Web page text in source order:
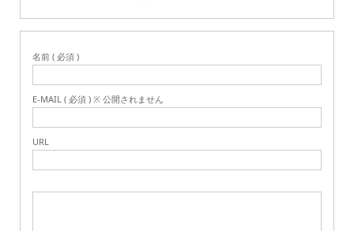
名前 ( 必須 )
E-MAIL ( 必須 ) ※ 公開されません
URL